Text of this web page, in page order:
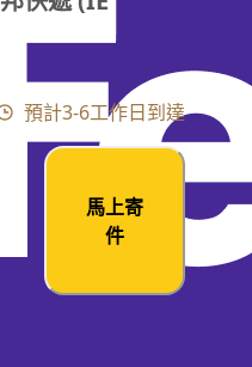
預計3-6工作日到達
馬上寄
件